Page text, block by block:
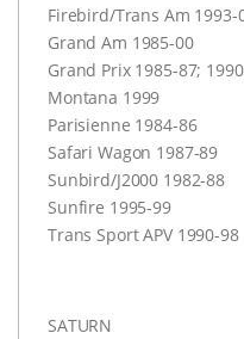
Firebird/Trans Am 1993-
Grand Am 1985-00
Grand Prix 1985-87;
Montana 1999
Parisienne 1984-86
Safari Wagon 1987-89
Sunbird/J2000 1982-88
Sunfire 1995-99
Trans SportAPV1990-98
SATURN